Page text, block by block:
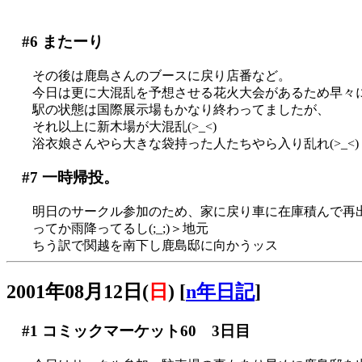
#6 またーり
その後は鹿島さんのブースに戻り店番など。
今日は更に大混乱を予想させる花火大会があるため早々
駅の状態は国際展示場もかなり終わってましたが、
それ以上に新木場が大混乱(>_<)
浴衣娘さんやら大きな袋持った人たちやら入り乱れ(>_<)
#7 一時帰投。
明日のサークル参加のため、家に戻り車に在庫積んで再
ってか雨降ってるし(;_;)＞地元
ちう訳で関越を南下し鹿島邸に向かうッス
2001年08月12日( 日 ) [n年日記]
#1 コミックマーケット60 3日目